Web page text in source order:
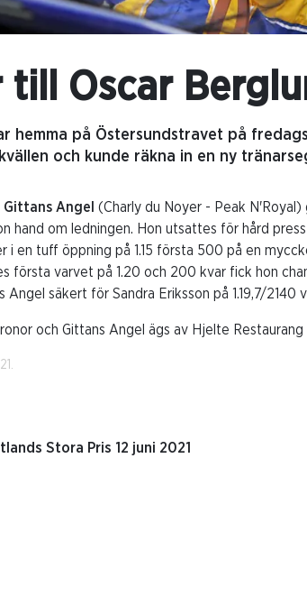
till Oscar
hemma på Östersundstravet på
och kunde räkna in en ny
Gittans Angel (Charly du Noyer - Peak
hand om ledningen. Hon utsattes för hård
i en tuff öppning på 1.15 första 500 på en
första varvet på 1.20 och 200 kvar fick hon
Angel säkert för Sandra Eriksson på 1.19,7/
och Gittans Angel ägs av Hjelte Restaurang
Stora Pris 12 juni 2021